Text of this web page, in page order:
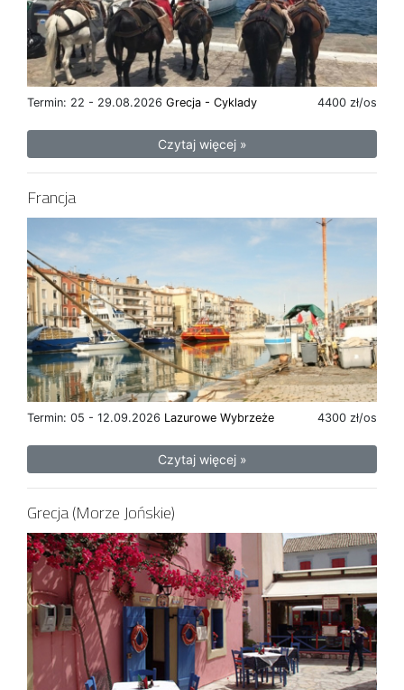
Termin: 22 - 29.08.2026 4400 zł/os
Grecja - Cyklady
Czytaj więcej »
Francja
Termin: 05 - 12.09.2026 4300 zł/os
Lazurowe Wybrzeże
Czytaj więcej »
Grecja (Morze Jońskie)